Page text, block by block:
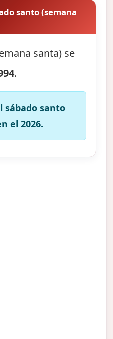
santo (semana
santa) se
.
sábado santo
el 2026.